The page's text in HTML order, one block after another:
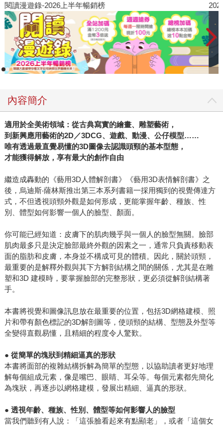
閱讀漫遊錄-2026上半年暢銷榜
內容簡介
適用於全美術領域：從古典寫實的繪畫、雕塑藝術，
到新興應用藝術的2D／3DCG、遊戲、動漫、公仔模型……
唯有透過最直覺易懂的3D圖像去認識頭頸的基本型態，
才能獲得解放，享有最大的創作自由
繼造成轟動的《藝用3D人體解剖書》《藝用3D表情解剖書》之
後，烏迪斯‧薩林斯推出第三本系列書籍一採用獨到的視覺傳達方
式，不但透視頭頸外觀是如何形成，更能掌握年齡、種族、性
別、體型如何影響一個人的臉型、顏面。
你可能已經知道：皮膚下的肌肉幾乎與一個人的臉型無關。臉部
肌肉最多只是決定臉部最終外觀的因素之一，通常只負責移動表
面的脂肪和皮膚，本身並不構成可見的體積。因此，關於頭頸，
最重要的是解釋外觀與其下方解剖結構之間的關係，尤其是在雕
塑和3D 建模時，要掌握臉部的完整形狀，更必須從解剖結構著
手。
本書將視覺和圖像訊息放在最重要的位置，包括3D網格建模、照
片和帶有顏色標記的3D解剖圖等，使頭頸的結構、型態及外型等
全變得直觀易懂，且精細的程度令人驚歎。
● 從簡單的塊狀到精細逼真的形狀
本書將面部的複雜結構拆解為簡單的型態，以協助讀者更好地理
解每個組成元素，像是嘴巴、眼睛、耳朵等。每個元素都先簡化
為塊狀，再逐步以網格建模，發展出精細、逼真的形狀。
● 透視年齡、種族、性別、體型等如何影響人的臉型
當我們聽到有人說：「這張臉看起來有點顯老」，或者「這個女